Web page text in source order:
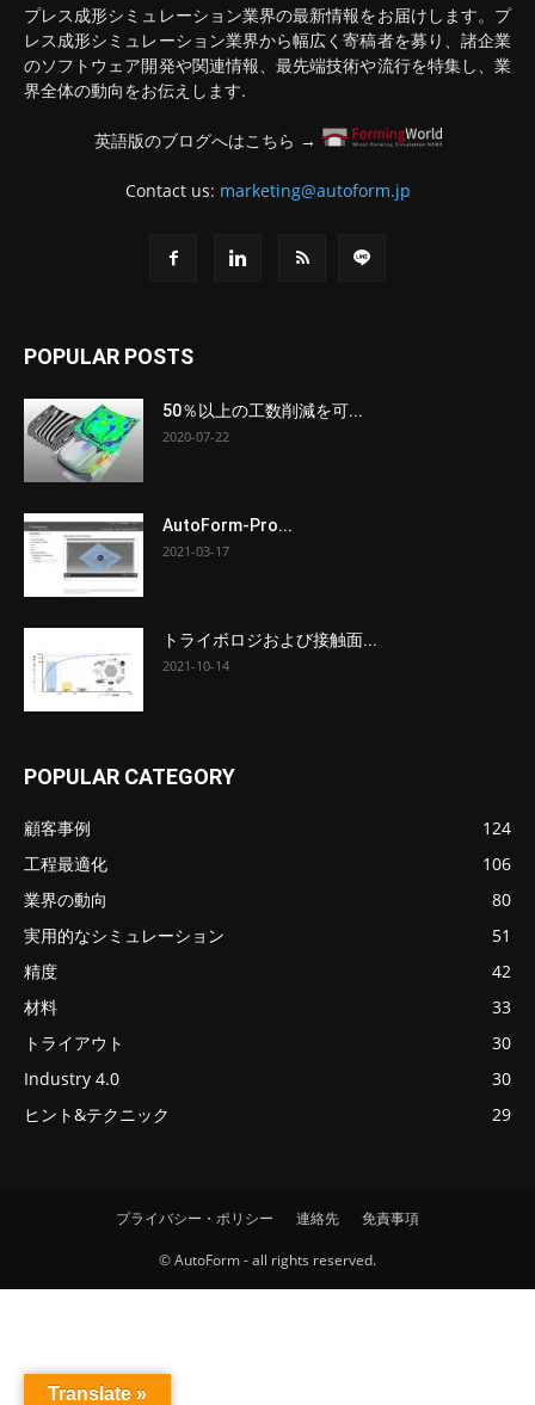
プレス成形シミュレーション業界の最新情報をお届けします。プ
レス成形シミュレーション業界から幅広く寄稿者を募り、諸企業
のソフトウェア開発や関連情報、最先端技術や流行を特集し、業
界全体の動向をお伝えします.
英語版のブログへはこちら →
Contact us: marketing@autoform.jp
POPULAR POSTS
50％以上の工数削減を可...
2020-07-22
AutoForm-Pro...
2021-03-17
トライボロジおよび接触面...
2021-10-14
POPULAR CATEGORY
顧客事例
124
工程最適化
106
業界の動向
80
実用的なシミュレーション
51
精度
42
材料
33
トライアウト
30
Industry 4.0
30
ヒント&テクニック
29
プライバシー・ポリシー 連絡先 免責事項
© AutoForm - all rights reserved.
Translate »